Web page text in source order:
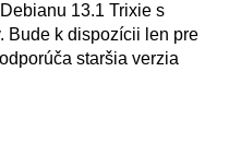
13.1 Trixie s
Bude k dispozícii len pre
staršia verzia